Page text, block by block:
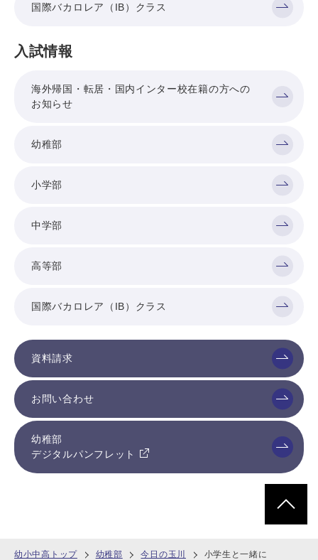
幼小中高トップ 幼稚部 今日の玉川 小学生と一緒に
国際バカロレア（IB）クラス
入試情報
海外帰国・転居・国内インター校在籍の方への
お知らせ
幼稚部
小学部
中学部
高等部
国際バカロレア（IB）クラス
資料請求
お問い合わせ
幼稚部
デジタルパンフレット